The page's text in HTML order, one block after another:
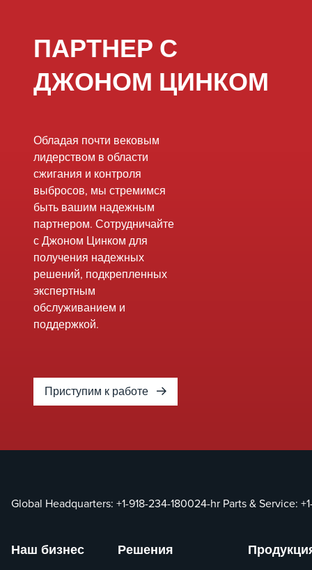
другие важные
предназначенные
для повышения
надежности
системы.&nbsp;
ПАРТНЕР С
ДЖОНОМ ЦИНКОМ
Обладая почти вековым
лидерством в области
сжигания и контроля
выбросов, мы стремимся
быть вашим надежным
партнером. Сотрудничайте
с Джоном Цинком для
получения надежных
решений, подкрепленных
экспертным
обслуживанием и
поддержкой.
Приступим к работе
Global Headquarters: +1-918-234-180024-hr Parts & Service:
Наш бизнес Решения